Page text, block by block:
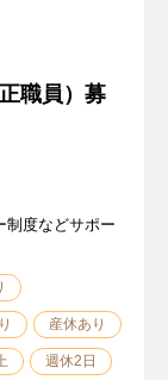
職員）募
制度などサポー
産休あり
週休2日